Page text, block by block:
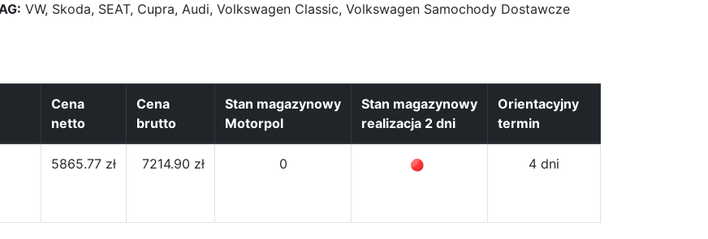
VW, Skoda, SEAT, Cupra, Audi, Volkswagen Classic, Volkswagen Samochody Dostawcze
Cena
netto
Cena
brutto
Stan magazynowy
Motorpol
Stan magazynowy
realizacja 2 dni
Orientacyjny
termin
5865.77 zł 7214.90 zł 0 4 dni